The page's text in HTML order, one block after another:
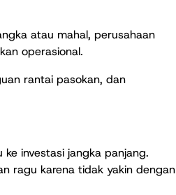
atau mahal, perusahaan
operasional.
rantai pasokan, dan
investasi jangka panjang.
ragu karena tidak yakin dengan